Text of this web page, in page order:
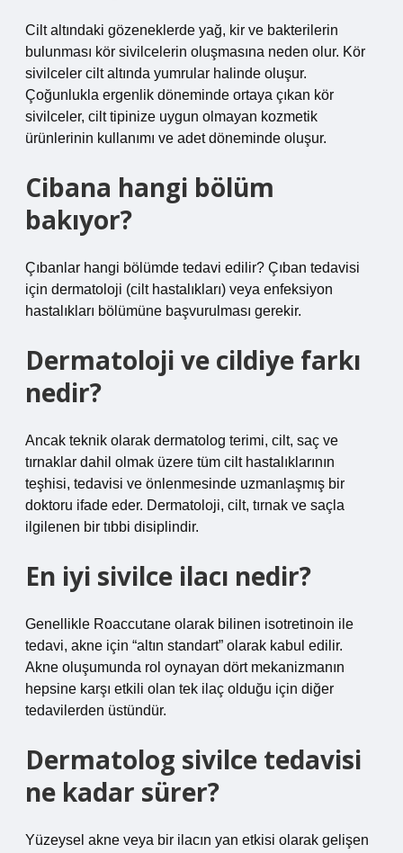
Cilt altındaki gözeneklerde yağ, kir ve bakterilerin
bulunması kör sivilcelerin oluşmasına neden olur. Kör
sivilceler cilt altında yumrular halinde oluşur.
Çoğunlukla ergenlik döneminde ortaya çıkan kör
sivilceler, cilt tipinize uygun olmayan kozmetik
ürünlerinin kullanımı ve adet döneminde oluşur.
Cibana hangi bölüm
bakıyor?
Çıbanlar hangi bölümde tedavi edilir? Çıban tedavisi
için dermatoloji (cilt hastalıkları) veya enfeksiyon
hastalıkları bölümüne başvurulması gerekir.
Dermatoloji ve cildiye farkı
nedir?
Ancak teknik olarak dermatolog terimi, cilt, saç ve
tırnaklar dahil olmak üzere tüm cilt hastalıklarının
teşhisi, tedavisi ve önlenmesinde uzmanlaşmış bir
doktoru ifade eder. Dermatoloji, cilt, tırnak ve saçla
ilgilenen bir tıbbi disiplindir.
En iyi sivilce ilacı nedir?
Genellikle Roaccutane olarak bilinen isotretinoin ile
tedavi, akne için “altın standart” olarak kabul edilir.
Akne oluşumunda rol oynayan dört mekanizmanın
hepsine karşı etkili olan tek ilaç olduğu için diğer
tedavilerden üstündür.
Dermatolog sivilce tedavisi
ne kadar sürer?
Yüzeysel akne veya bir ilacın yan etkisi olarak gelişen